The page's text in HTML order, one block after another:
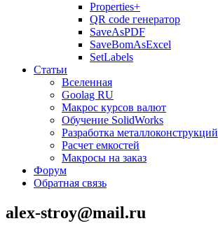
Properties+
QR code генератор
SaveAsPDF
SaveBomAsExcel
SetLabels
Статьи
Вселенная
Goolag RU
Макрос курсов валют
Обучение SolidWorks
Разработка металлоконструкций
Расчет емкостей
Макросы на заказ
Форум
Обратная связь
alex-stroy@mail.ru